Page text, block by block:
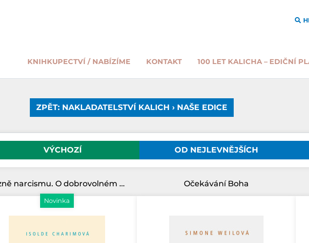
KNIHKUPECTVÍ / NABÍZÍME KONTAKT 100 LET KALICHA – EDIČNÍ
ZPĚT: NAKLADATELSTVÍ KALICH › NAŠE EDICE
VÝCHOZÍ OD NEJLEVNĚJŠÍCH
Novinka
Trýzně narcismu. O dobrovolném podřízení Očekávání Boha